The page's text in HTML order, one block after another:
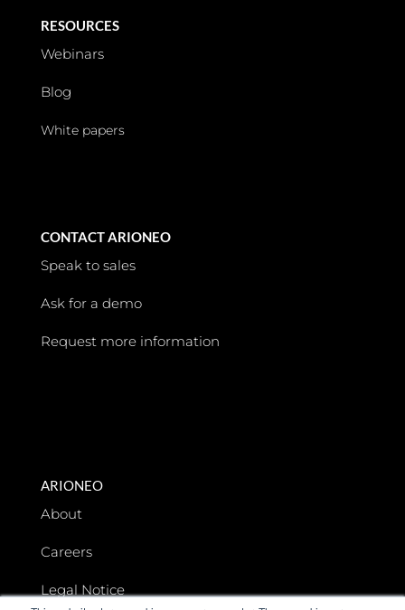
RESOURCES
Webinars
Blog
White papers
CONTACT ARIONEO
Speak to sales
Ask for a demo
Request more information
ARIONEO
About
Careers
Legal Notice